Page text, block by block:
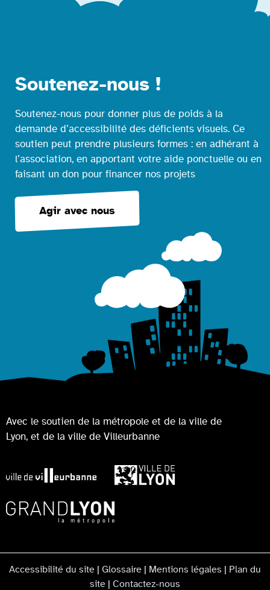
Soutenez-nous !
Soutenez-nous pour donner plus de poids à la
demande d’accessibilité des déficients visuels. Ce
soutien peut prendre plusieurs formes : en adhérant à
l’association, en apportant votre aide ponctuelle ou en
faisant un don pour financer nos projets
Agir avec nous
Avec le soutien de la métropole et de la ville de
Lyon, et de la ville de Villeurbanne
Accessibilité du site Glossaire Mentions légales
Plan du
site
Contactez-nous